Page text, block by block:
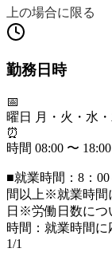
上の場合に限る
勤務日時
📅
曜日
月・火・水
⏰
時間 08:00 〜 18:00
■就業時間：8：
間以上※就業時
日※労働日数に
時間：就業時間
1/1